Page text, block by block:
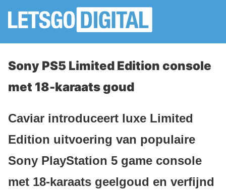
Sony PS5 Limited Edition console
met 18-karaats goud
Caviar introduceert luxe Limited
Edition uitvoering van populaire
Sony PlayStation 5 game console
met 18-karaats geelgoud en verfijnd